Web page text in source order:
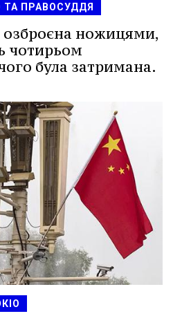
ПРАВОСУДДЯ
озброєна ножицями,
чотирьом
була затримана.